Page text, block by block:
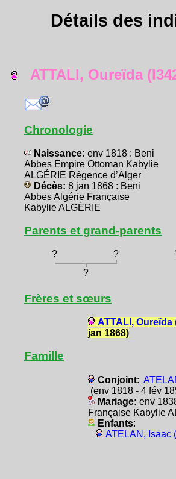
Détails des
ATTALI, Oureïda
Chronologie
Naissance: env 1818 : Beni
Abbes Empire Ottoman Kabylie
ALGÉRIE Régence d’Alger
Décès: 8 jan 1868 : Beni
Abbes Algérie Française
Kabylie ALGÉRIE
Parents et grand-parents
? ?
?
Frères et sœurs
ATTALI, Oureïda
jan 1868)
Famille
Conjoint:
(env 1818 - 4 fév
Mariage: env
Française Kabylie
Enfants:
ATELAN, Isaac